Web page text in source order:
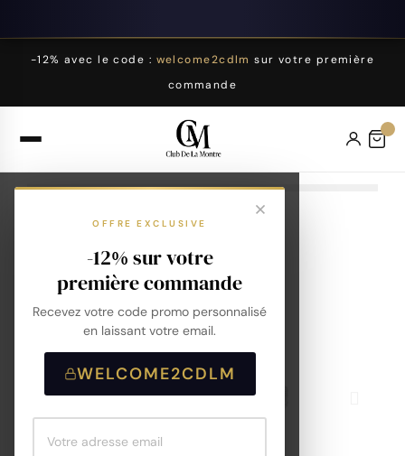
-12% avec le code : welcome2cdlm sur votre première
commande
OFFRE EXCLUSIVE
-12% sur votre
première commande
Recevez votre code promo personnalisé
en laissant votre email.
WELCOME2CDLM